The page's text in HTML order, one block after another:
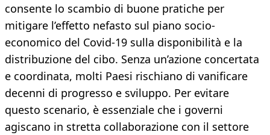
consente lo scambio di buone pratiche per
mitigare l’effetto nefasto sul piano socio-
economico del Covid-19 sulla disponibilità e la
distribuzione del cibo. Senza un’azione concertata
e coordinata, molti Paesi rischiano di vanificare
decenni di progresso e sviluppo. Per evitare
questo scenario, è essenziale che i governi
agiscano in stretta collaborazione con il settore